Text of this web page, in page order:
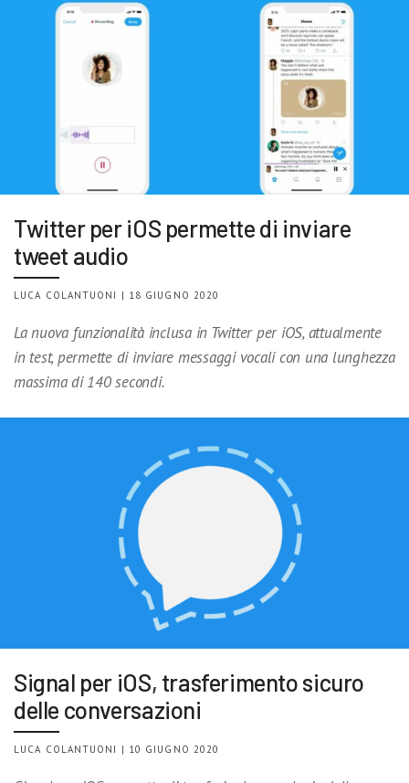
Twitter per iOS permette di inviare
tweet audio
LUCA COLANTUONI | 18 GIUGNO 2020
La nuova funzionalità inclusa in Twitter per iOS, attualmente
in test, permette di inviare messaggi vocali con una lunghezza
massima di 140 secondi.
Signal per iOS, trasferimento sicuro
delle conversazioni
LUCA COLANTUONI | 10 GIUGNO 2020